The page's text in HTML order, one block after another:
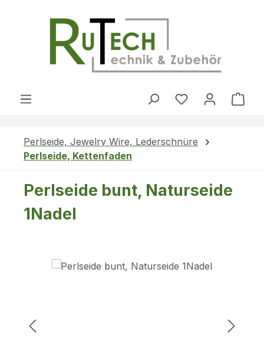
Du hast 0
Perlseide, Jewelry Wire, Lederschnüre
Perlseide, Kettenfaden
Perlseide bunt, Naturseide
1Nadel
Bildergalerie überspringen